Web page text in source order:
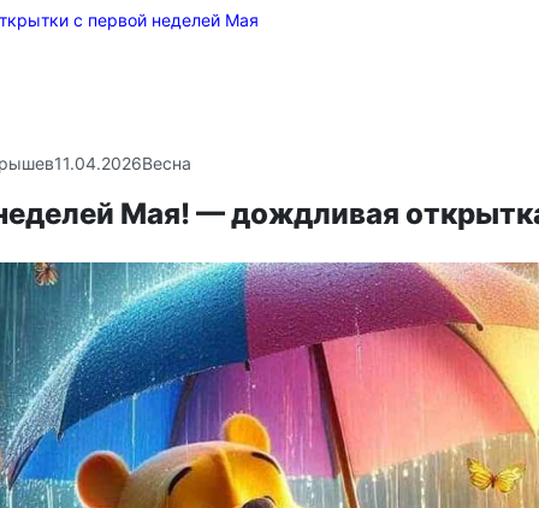
с первой неделей Мая
11.04.2026Весна
Мая! — дождливая